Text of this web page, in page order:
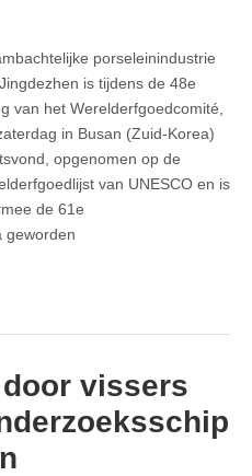
porseleinindustrie
is tijdens de 48e
van het Werelderfgoedcomité,
in Busan (Zuid-Korea)
opgenomen op de
van UNESCO en is
de 61e
geworden
door vissers